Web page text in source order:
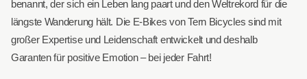
benannt, der sich ein Leben lang paart und den Weltrekord für die
längste Wanderung hält. Die E-Bikes von Tern Bicycles sind mit
großer Expertise und Leidenschaft entwickelt und deshalb
Garanten für positive Emotion – bei jeder Fahrt!